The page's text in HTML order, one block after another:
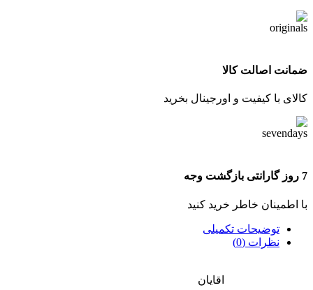
ضمانت اصالت کالا
کالای با کیفیت و اورجینال بخرید
7 روز گارانتی بازگشت وجه
با اطمینان خاطر خرید کنید
توضیحات تکمیلی
نظرات (0)
اقایان